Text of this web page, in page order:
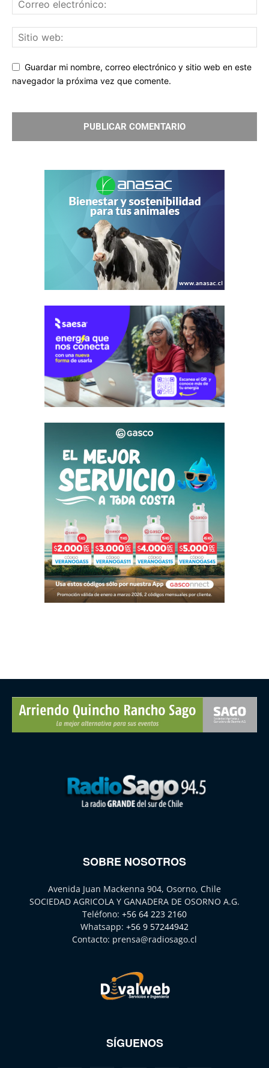
Guardar mi nombre, correo electrónico y sitio web en este
navegador la próxima vez que comente.
SOBRE NOSOTROS
Avenida Juan Mackenna 904, Osorno, Chile
SOCIEDAD AGRICOLA Y GANADERA DE OSORNO A.G.
Teléfono: +56 64 223 2160
Whatsapp: +56 9 57244942
Contacto: prensa@radiosago.cl
SÍGUENOS